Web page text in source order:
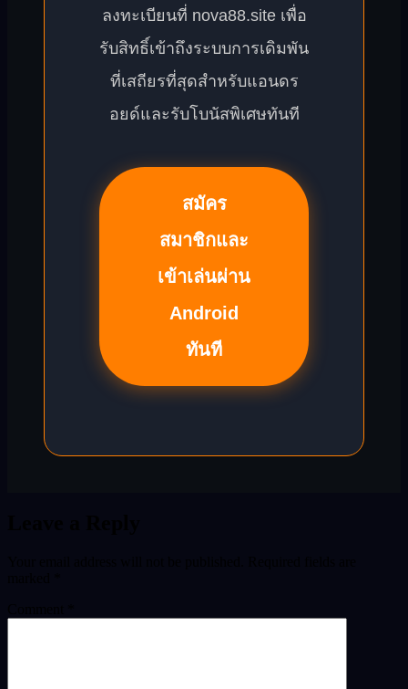
ลงทะเบียนที่ nova88.site เพื่อ
รับสิทธิ์เข้าถึงระบบการเดิมพัน
ที่เสถียรที่สุดสำหรับแอนดร
อยด์และรับโบนัสพิเศษทันที
สมัคร
สมาชิกและ
เข้าเล่นผ่าน
Android
ทันที